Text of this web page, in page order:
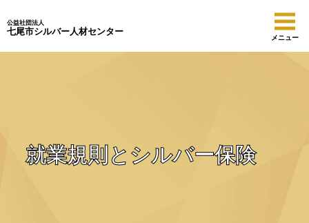
公益社団法人
七尾市シルバー人材センター
メニュー
就業規則とシルバー保険